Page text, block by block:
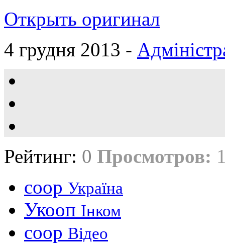
Открыть оригинал
4 грудня 2013 -
Рейтинг: 0 Просмотров:
coop Україна
Укооп Інком
coop Відео